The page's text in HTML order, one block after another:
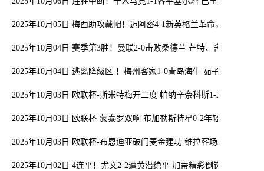
2025年10月05日 梅西助攻戴帽！迈阿密4-1新英格兰革命，阿连德、
2025年10月04日 赛季第3胜！曼联2-0击败桑德兰 芒特、舍什科建功
2025年10月04日 逃离降级区 ！梅州客家1-0青岛海牛 茹子楠制胜 海
2025年10月03日 欧联杯-斯米特梅开二度 帕纳辛奈科斯1-2前进之鹰
2025年10月03日 欧联杯-蒙泰罗双响 布加勒斯特星0-2年轻人
2025年10月03日 欧联杯-布恩迪亚破门麦金建功 维拉客场2-0费耶诺德
2025年10月02日 4连平！尤文2-2遭黄潜绝平 加蒂精彩倒钩孔塞桑一